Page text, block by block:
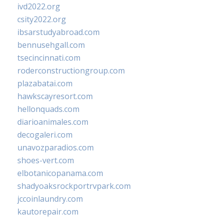
ivd2022.org
csity2022.org
ibsarstudyabroad.com
bennusehgall.com
tsecincinnati.com
roderconstructiongroup.com
plazabatai.com
hawkscayresort.com
hellonquads.com
diarioanimales.com
decogaleri.com
unavozparadios.com
shoes-vert.com
elbotanicopanama.com
shadyoaksrockportrvpark.com
jccoinlaundry.com
kautorepair.com